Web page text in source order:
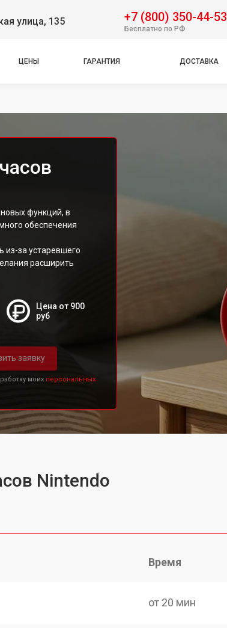
улица, 135 +7 (800) 350-44-53
Бесплатно по РФ
ЦЕНЫ ГАРАНТИЯ ДОСТАВКА
функций, в
обеспечения
из-за устаревшего
расширить
Цена от 900
руб
заявку
моих персональных
Nintendo
Время
от 20 мин